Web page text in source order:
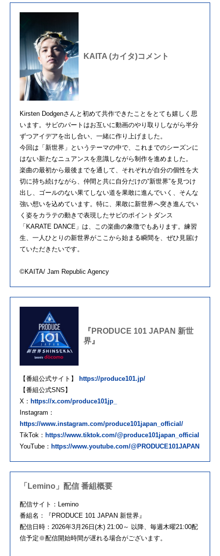
KAITA (カイタ)コメント
Kirsten Dodgenさんと初めて共作できたことをとても嬉しく思
います。サビのパートはお互いに動画のやり取りしながら半分
ずつアイデアを出し合い、一緒に作り上げました。
今回は「新世界」というテーマの中で、これまでのシーズンに
はない新たなニュアンスを意識しながら制作を進めました。
楽曲の最初から最後までを通して、それぞれが自分の個性を大
切に持ち続けながら、仲間と共に自分だけの“新世界”を見つけ
出し、ゴールのない果てしない道を果敢に進んでいく、そんな
強い想いを込めています。特に、果敢に新世界へ突き進んでい
く姿をカラテの動きで表現したサビのポイントダンス
「KARATE DANCE」は、この楽曲の象徴でもあります。練習
生、一人ひとりの新世界がここから始まる瞬間を、ぜひ見届け
ていただきたいです。
©KAITA/ Jam Republic Agency
『PRODUCE 101 JAPAN 新世
界』
【番組公式サイト】 https://produce101.jp/
【番組公式SNS】
X： https://x.com/produce101jp_
Instagram：
https://www.instagram.com/produce101japan_official/
TikTok： https://www.tiktok.com/@produce101japan_official
YouTube： https://www.youtube.com/@PRODUCE101JAPAN
「Lemino」配信 番組概要
配信サイト：Lemino
番組名：『PRODUCE 101 JAPAN 新世界』
配信日時：2026年3月26日(木) 21:00～ 以降、毎週木曜21:00配
信予定※配信開始時間が遅れる場合がございます。